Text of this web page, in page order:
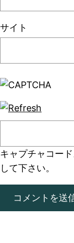
サイト
キャプチャコード
して下さい。